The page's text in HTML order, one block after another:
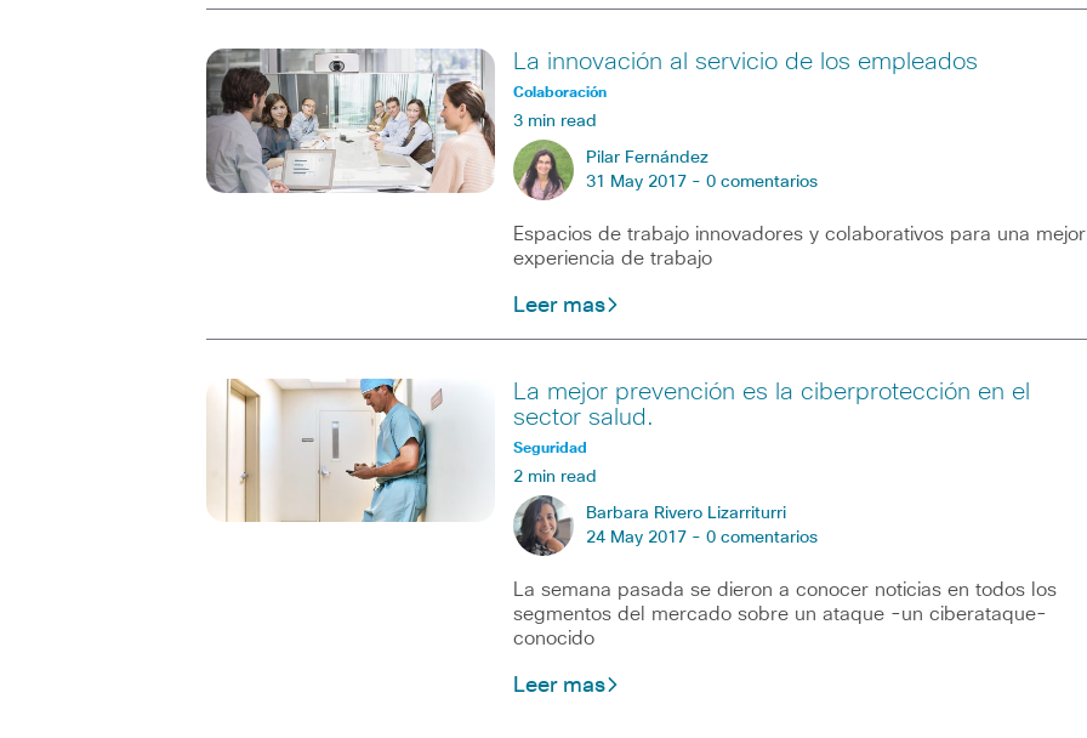
La innovación al servicio de los empleados
Colaboración
3 min read
Pilar Fernández
31 May 2017 - 0 comentarios
Espacios de trabajo innovadores y colaborativos para una mejor
experiencia de trabajo
Leer mas
La mejor prevención es la ciberprotección en el
sector salud.
Seguridad
2 min read
Barbara Rivero Lizarriturri
24 May 2017 - 0 comentarios
La semana pasada se dieron a conocer noticias en todos los
segmentos del mercado sobre un ataque -un ciberataque-
conocido
Leer mas